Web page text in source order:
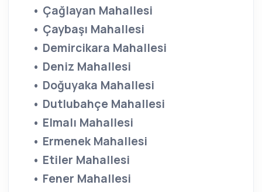
• Çağlayan Mahallesi
• Çaybaşı Mahallesi
• Demircikara Mahallesi
• Deniz Mahallesi
• Doğuyaka Mahallesi
• Dutlubahçe Mahallesi
• Elmalı Mahallesi
• Ermenek Mahallesi
• Etiler Mahallesi
• Fener Mahallesi